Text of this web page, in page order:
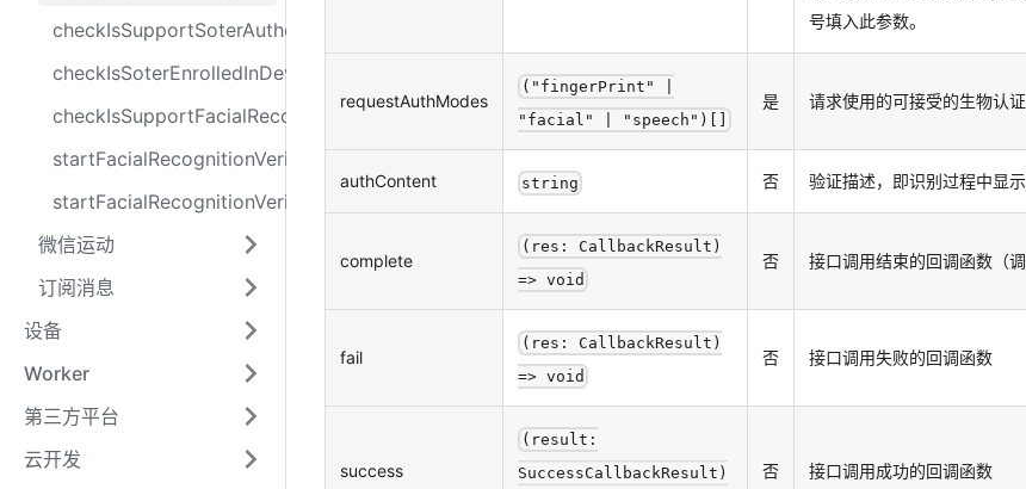
checkIsSupportSoterAuthentication
checkIsSoterEnrolledInDevice
checkIsSupportFacialRecognition
startFacialRecognitionVerify
startFacialRecognitionVerifyAndUploadVideo
微信运动
订阅消息
设备
Worker
第三方平台
云开发
号填入此参数。
requestAuthModes
("fingerPrint" |
"facial" | "speech")[]
是 请求使用的可接受的生物认
authContent string 否 验证描述，即识别过程中显
complete
(res: CallbackResult)
=> void
否 接口调用结束的回调函数（
fail
(res: CallbackResult)
=> void
否 接口调用失败的回调函数
success
(result:
SuccessCallbackResult)
否 接口调用成功的回调函数